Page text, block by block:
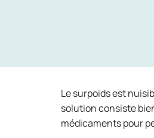
Le surpoids est
solution consiste
médicaments pour